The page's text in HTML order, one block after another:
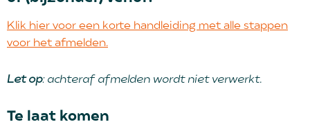
Klik hier voor een korte handleiding met alle stappen
voor het afmelden.
Let op: achteraf afmelden wordt niet verwerkt.
Te laat komen